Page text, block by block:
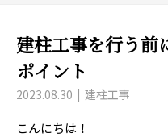
建柱工事を行う前
ポイント
2023.08.30 建柱工事
こんにちは！